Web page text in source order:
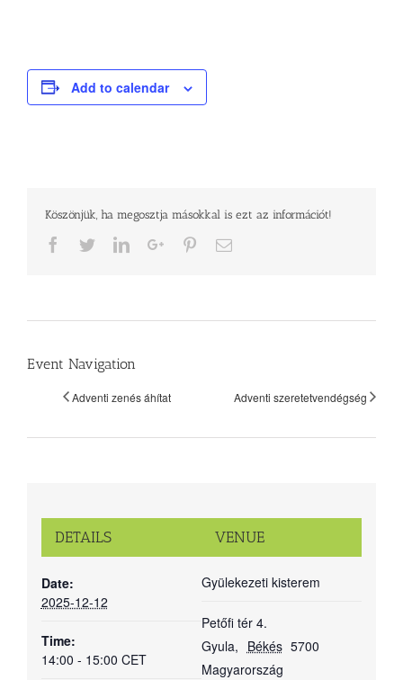
Add to calendar
Köszönjük, ha megosztja másokkal is ezt az információt!
Facebook
TwitterLinkedInGoogle+PinterestEmail
Event Navigation
Adventi zenés áhítat Adventi szeretetvendégség
DETAILS
Date:
2025-12-12
Time:
14:00 - 15:00 CET
VENUE
Gyülekezeti kisterem
Petőfi tér 4.
Gyula, Békés 5700
Magyarország